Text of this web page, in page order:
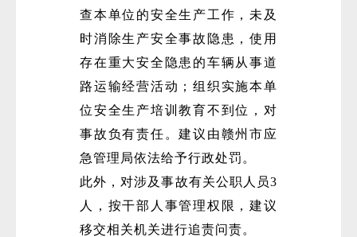
查本单位的安全生产工作，未及
时消除生产安全事故隐患，使用
存在重大安全隐患的车辆从事道
路运输经营活动；组织实施本单
位安全生产培训教育不到位，对
事故负有责任。建议由赣州市应
急管理局依法给予行政处罚。
此外，对涉及事故有关公职人员3
人，按干部人事管理权限，建议
移交相关机关进行追责问责。